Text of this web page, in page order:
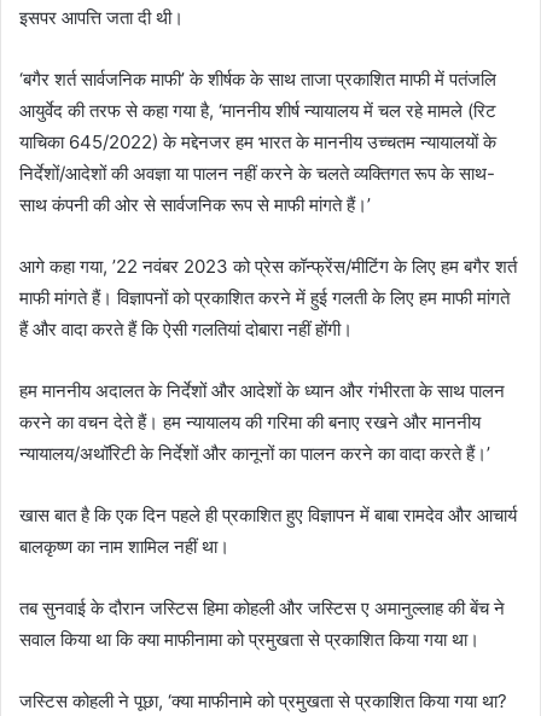
इसपर आपत्ति जता दी थी।
‘बगैर शर्त सार्वजनिक माफी’ के शीर्षक के साथ ताजा प्रकाशित माफी में पतंजलि
आयुर्वेद की तरफ से कहा गया है, ‘माननीय शीर्ष न्यायालय में चल रहे मामले (रिट
याचिका 645/2022) के मद्देनजर हम भारत के माननीय उच्चतम न्यायालयों के
निर्देशों/आदेशों की अवज्ञा या पालन नहीं करने के चलते व्यक्तिगत रूप के साथ-
साथ कंपनी की ओर से सार्वजनिक रूप से माफी मांगते हैं।’
आगे कहा गया, ’22 नवंबर 2023 को प्रेस कॉन्फ्रेंस/मीटिंग के लिए हम बगैर शर्त
माफी मांगते हैं। विज्ञापनों को प्रकाशित करने में हुई गलती के लिए हम माफी मांगते
हैं और वादा करते हैं कि ऐसी गलतियां दोबारा नहीं होंगी।
हम माननीय अदालत के निर्देशों और आदेशों के ध्यान और गंभीरता के साथ पालन
करने का वचन देते हैं। हम न्यायालय की गरिमा की बनाए रखने और माननीय
न्यायालय/अथॉरिटी के निर्देशों और कानूनों का पालन करने का वादा करते हैं।’
खास बात है कि एक दिन पहले ही प्रकाशित हुए विज्ञापन में बाबा रामदेव और आचार्य
बालकृष्ण का नाम शामिल नहीं था।
तब सुनवाई के दौरान जस्टिस हिमा कोहली और जस्टिस ए अमानुल्लाह की बेंच ने
सवाल किया था कि क्या माफीनामा को प्रमुखता से प्रकाशित किया गया था।
जस्टिस कोहली ने पूछा, ‘क्या माफीनामे को प्रमुखता से प्रकाशित किया गया था?